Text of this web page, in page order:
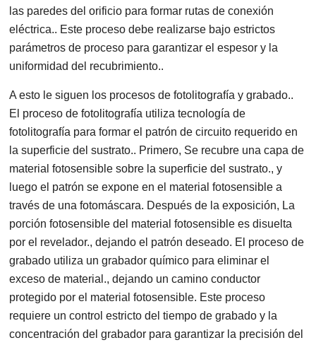
las paredes del orificio para formar rutas de conexión
eléctrica.. Este proceso debe realizarse bajo estrictos
parámetros de proceso para garantizar el espesor y la
uniformidad del recubrimiento..
A esto le siguen los procesos de fotolitografía y grabado..
El proceso de fotolitografía utiliza tecnología de
fotolitografía para formar el patrón de circuito requerido en
la superficie del sustrato.. Primero, Se recubre una capa de
material fotosensible sobre la superficie del sustrato., y
luego el patrón se expone en el material fotosensible a
través de una fotomáscara. Después de la exposición, La
porción fotosensible del material fotosensible es disuelta
por el revelador., dejando el patrón deseado. El proceso de
grabado utiliza un grabador químico para eliminar el
exceso de material., dejando un camino conductor
protegido por el material fotosensible. Este proceso
requiere un control estricto del tiempo de grabado y la
concentración del grabador para garantizar la precisión del